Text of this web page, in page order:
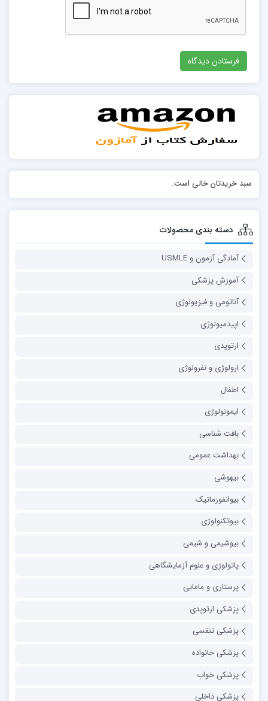
سبد خریدتان خالی است.
دسته بندی محصولات
آمادگی آزمون و USMLE
آموزش پزشکی
آناتومی و فیزیولوژی
اپیدمیولوژی
ارتوپدی
ارولوژی و نفرولوژی
اطفال
ایمونولوژی
بافت شناسی
بهداشت عمومی
بیهوشی
بیوانفورماتیک
بیوتکنولوژی
بیوشیمی و شیمی
پاتولوژی و علوم آزمایشگاهی
پرستاری و مامایی
پزشکی ارتوپدی
پزشکی تنفسی
پزشکی خانواده
پزشکی خواب
پزشکی داخلی